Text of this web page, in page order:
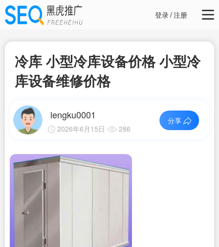
登录/注册
冷库 小型冷库设备价格 小型冷
库设备维修价格
lengku0001
2026年6月15日 286
分享